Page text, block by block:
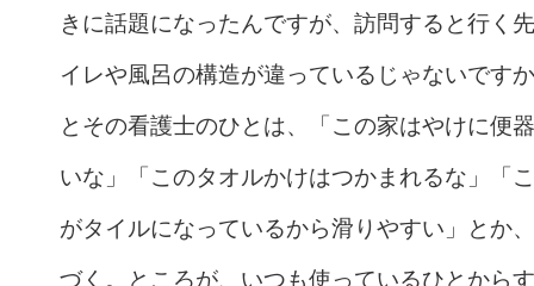
きに話題になったんですが、訪問すると行く
イレや風呂の構造が違っているじゃないです
とその看護士のひとは、「この家はやけに便
いな」「このタオルかけはつかまれるな」「
がタイルになっているから滑りやすい」とか
づく。ところが、いつも使っているひとから